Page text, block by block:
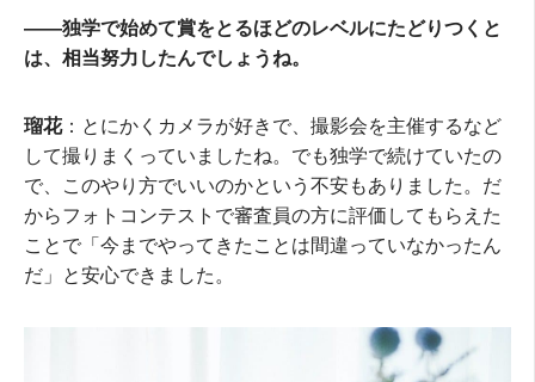
――独学で始めて賞をとるほどのレベルにたどりつくと
は、相当努力したんでしょうね。
瑠花：とにかくカメラが好きで、撮影会を主催するなど
して撮りまくっていましたね。でも独学で続けていたの
で、このやり方でいいのかという不安もありました。だ
からフォトコンテストで審査員の方に評価してもらえた
ことで「今までやってきたことは間違っていなかったん
だ」と安心できました。